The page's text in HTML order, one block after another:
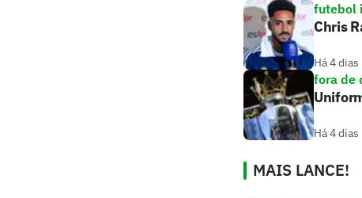
futebol
Chris
Há 4 dias
fora de
Há 4 dias
MAIS LANCE!